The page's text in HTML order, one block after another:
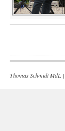
Thomas Schmidt MdL |